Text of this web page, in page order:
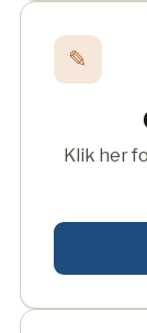
✎
Klik her